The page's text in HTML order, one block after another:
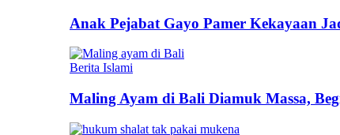
Anak Pejabat Gayo Pamer Kekayaan
Berita Islami
Maling Ayam di Bali Diamuk Massa,